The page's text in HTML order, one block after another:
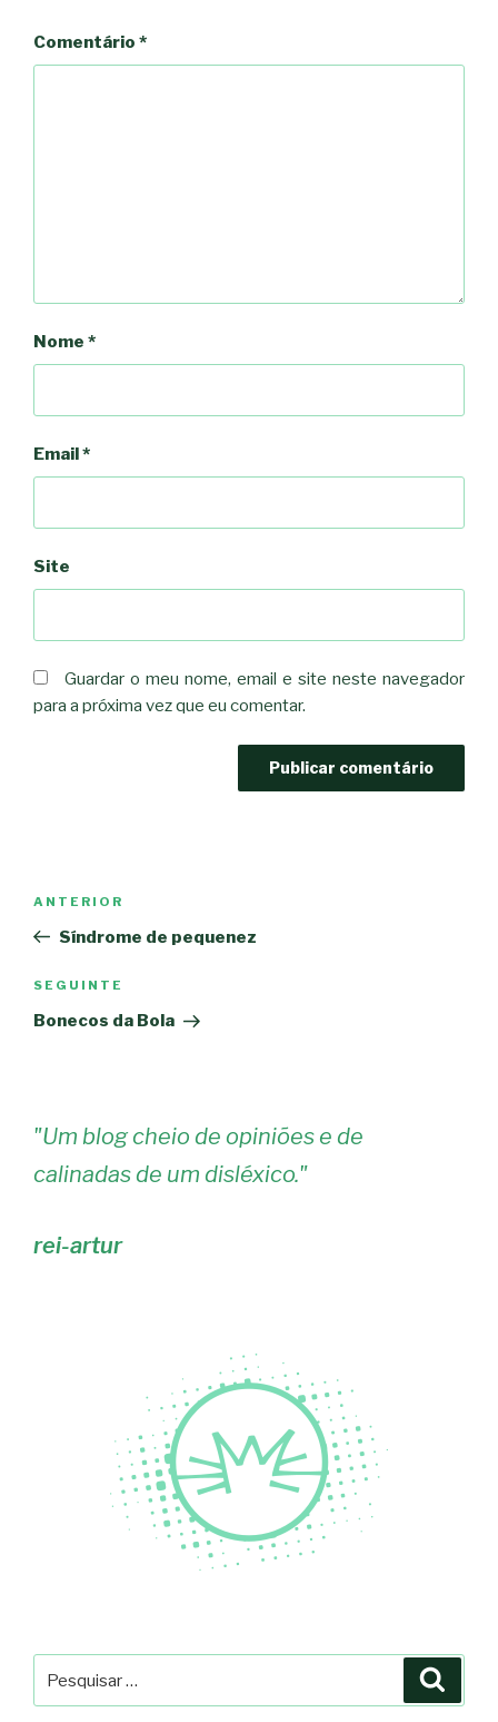
Comentário *
Nome *
Email*
Site
Guardar o meu nome, email e site neste navegador
para a próxima vez que eu comentar.
artigos
Conteúdo
anterior
ANTERIOR
Síndrome de pequenez
Conteúdo
seguinte
SEGUINTE
Bonecos da Bola
"Um blog cheio de opiniões e de
calinadas de um disléxico."
rei-artur
por: